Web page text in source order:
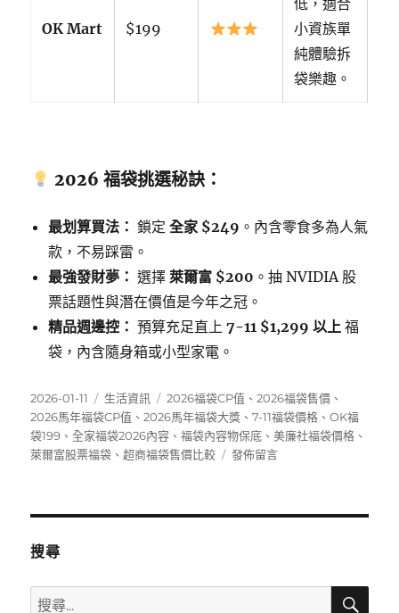
OK Mart $199
低，適合
小資族單
純體驗拆
袋樂趣。
2026 福袋挑選秘訣：
最划算買法： 鎖定全家 $249 。內含零食多為人氣
款，不易踩雷。
最強發財夢： 選擇萊爾富 $200 。抽 NVIDIA 股
票話題性與潛在價值是今年之冠。
精品週邊控： 預算充足直上7-11 $1,299 以上 福
袋，內含隨身箱或小型家電。
發
佈
日
期:
2026-01-11
分
類
生活資訊
標
籤
2026福袋CP值 、2026福袋售價 、
2026馬年福袋CP值 、2026馬年福袋大獎 、7-11福袋價格 、OK福
袋199 、全家福袋2026內容 、福袋內容物保底 、美廉社福袋價格 、
萊爾富股票福袋 、超商福袋售價比較
在
袋
發佈留言
搜尋
搜
搜